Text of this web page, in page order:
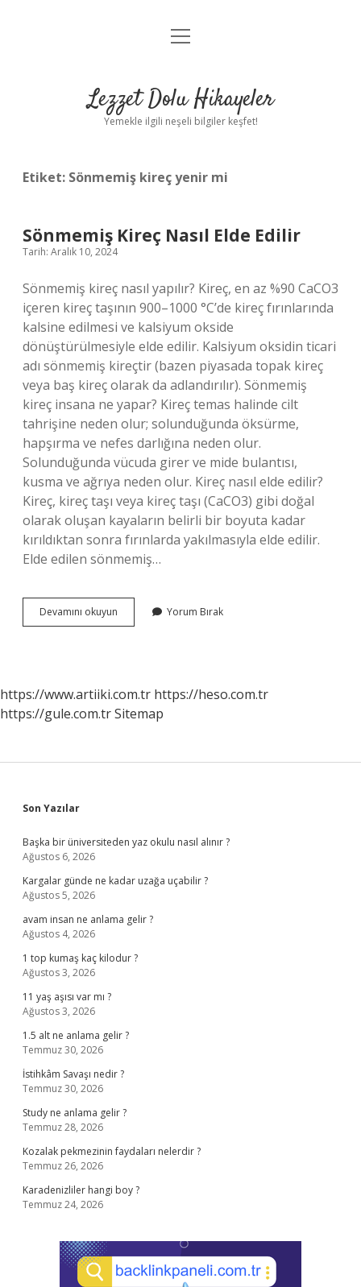
Anasayfa
Yasal Uyarı
menüyü
Lezzet Dolu Hikayeler
Yemekle ilgili neşeli bilgiler keşfet!
Etiket: Sönmemiş kireç yenir mi
Sönmemiş Kireç Nasıl Elde Edilir
Tarih: Aralık 10, 2024
Sönmemiş kireç nasıl yapılır? Kireç, en az %90 CaCO3
içeren kireç taşının 900–1000 °C’de kireç fırınlarında
kalsine edilmesi ve kalsiyum okside
dönüştürülmesiyle elde edilir. Kalsiyum oksidin ticari
adı sönmemiş kireçtir (bazen piyasada topak kireç
veya baş kireç olarak da adlandırılır). Sönmemiş
kireç insana ne yapar? Kireç temas halinde cilt
tahrişine neden olur; solunduğunda öksürme,
hapşırma ve nefes darlığına neden olur.
Solunduğunda vücuda girer ve mide bulantısı,
kusma ve ağrıya neden olur. Kireç nasıl elde edilir?
Kireç, kireç taşı veya kireç taşı (CaCO3) gibi doğal
olarak oluşan kayaların belirli bir boyuta kadar
kırıldıktan sonra fırınlarda yakılmasıyla elde edilir.
Elde edilen sönmemiş…
Devamını okuyun Sönmemiş
Kireç
Yorum Bırak
https://www.artiiki.com.tr https://heso.com.tr
https://gule.com.trSitemap
Sidebar
Son Yazılar
Başka bir üniversiteden yaz okulu nasıl alınır ?
Ağustos 6, 2026
Kargalar günde ne kadar uzağa uçabilir ?
Ağustos 5, 2026
avam insan ne anlama gelir ?
Ağustos 4, 2026
1 top kumaş kaç kilodur ?
Ağustos 3, 2026
11 yaş aşısı var mı ?
Ağustos 3, 2026
1.5 alt ne anlama gelir ?
Temmuz 30, 2026
İstihkâm Savaşı nedir ?
Temmuz 30, 2026
Study ne anlama gelir ?
Temmuz 28, 2026
Kozalak pekmezinin faydaları nelerdir ?
Temmuz 26, 2026
Karadenizliler hangi boy ?
Temmuz 24, 2026